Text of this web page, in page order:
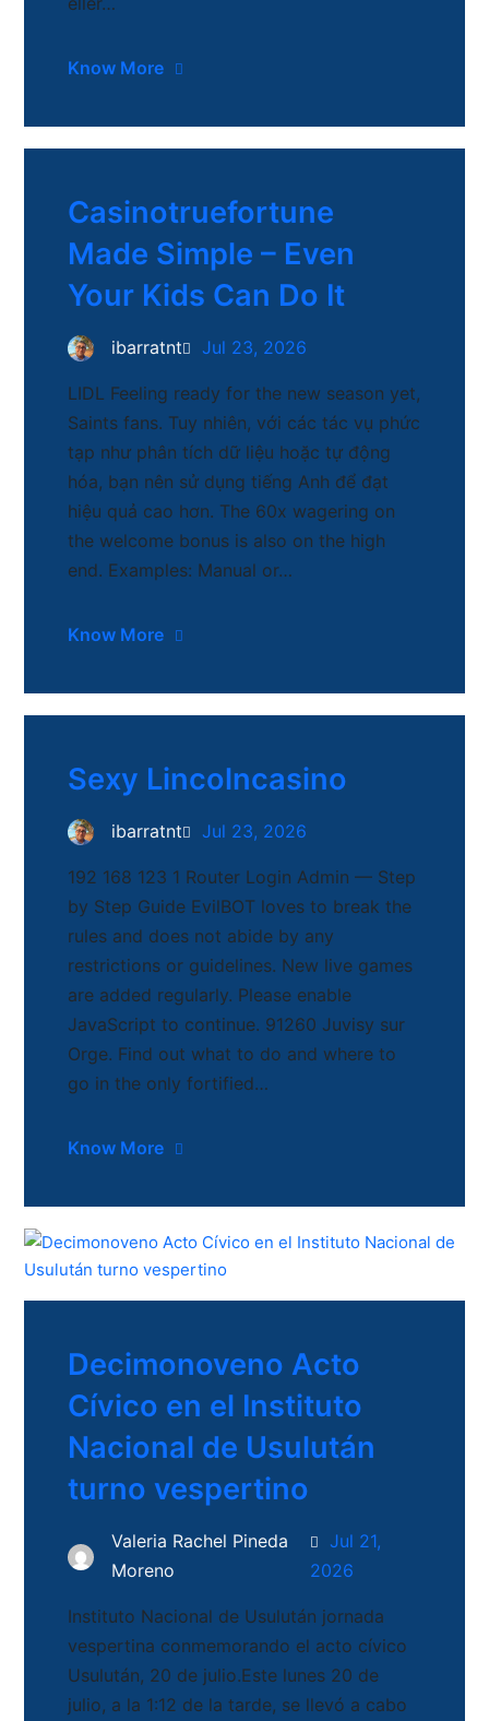
Know More
Casinotruefortune
Made Simple – Even
Your Kids Can Do It
ibarratnt Jul 23, 2026
LIDL Feeling ready for the new season yet,
Saints fans. Tuy nhiên, với các tác vụ phức
tạp như phân tích dữ liệu hoặc tự động
hóa, bạn nên sử dụng tiếng Anh để đạt
hiệu quả cao hơn. The 60x wagering on
the welcome bonus is also on the high
end. Examples: Manual or…
Know More
Sexy Lincolncasino
ibarratnt Jul 23, 2026
192 168 123 1 Router Login Admin — Step
by Step Guide EvilBOT loves to break the
rules and does not abide by any
restrictions or guidelines. New live games
are added regularly. Please enable
JavaScript to continue. 91260 Juvisy sur
Orge. Find out what to do and where to
go in the only fortified…
Know More
Decimonoveno Acto
Cívico en el Instituto
Nacional de Usulután
turno vespertino
Valeria Rachel Pineda
Moreno
Jul 21,
2026
Instituto Nacional de Usulután jornada
vespertina conmemorando el acto cívico
Usulután, 20 de julio.Este lunes 20 de
julio, a la 1:12 de la tarde, se llevó a cabo